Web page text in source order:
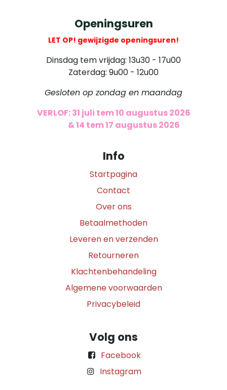
Openingsuren
LET OP! gewijzigde openingsuren!
Dinsdag tem vrijdag: 13u30 - 17u00
Zaterdag: 9u00 - 12u00
Gesloten op zondag en maandag
VERLOF: 31 juli tem 10 augustus 2026
& 14 tem 17 augustus 2026
Info
Startpagina
Contact
Over ons
Betaalmethoden
Leveren en verzenden
Retourneren
Klachtenbehandeling
Algemene voorwaarden
Privacybeleid
Volg ons
Facebook
Instagram